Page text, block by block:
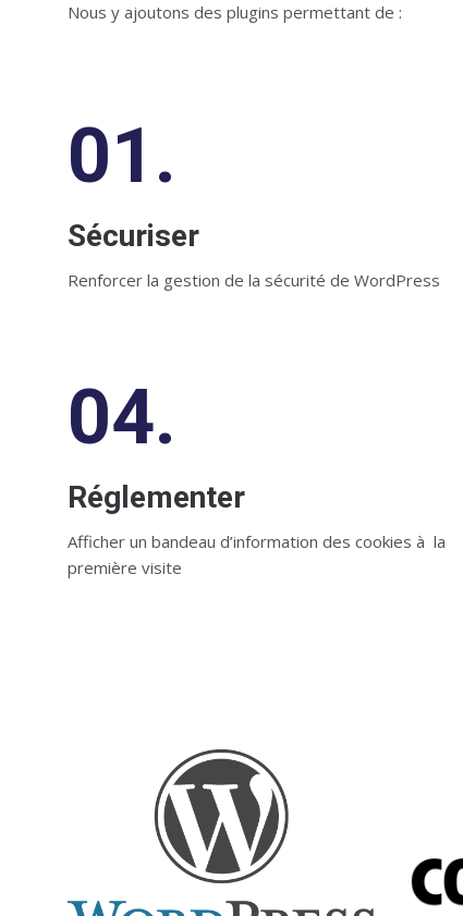
Nous y ajoutons des plugins permettant de :
01.
Sécuriser
Renforcer la gestion de la sécurité de WordPress
04.
Réglementer
Afficher un bandeau d’information des cookies à la
première visite